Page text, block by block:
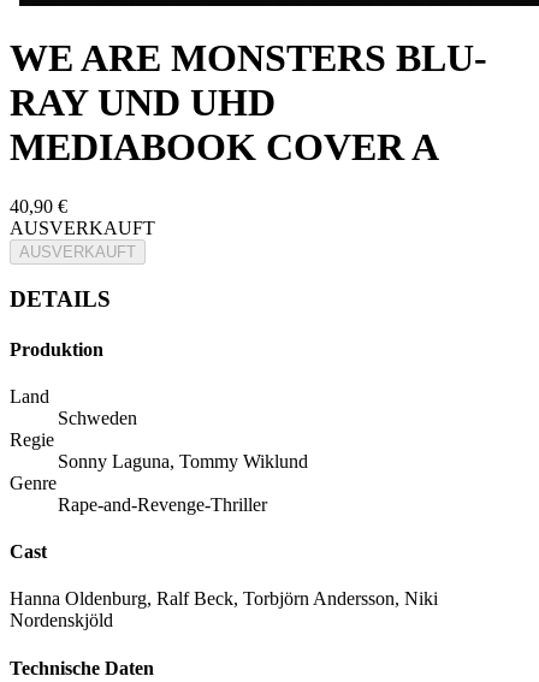
WE ARE MONSTERS BLU-
RAY UND UHD
MEDIABOOK COVER A
40,90 €
AUSVERKAUFT
AUSVERKAUFT
DETAILS
Produktion
Land
Schweden
Regie
Sonny Laguna, Tommy Wiklund
Genre
Rape-and-Revenge-Thriller
Cast
Hanna Oldenburg, Ralf Beck, Torbjörn Andersson, Niki
Nordenskjöld
Technische Daten